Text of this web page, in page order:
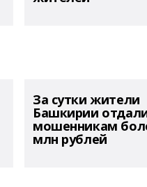
За сутки жители
Башкирии
мошенникам
млн рублей